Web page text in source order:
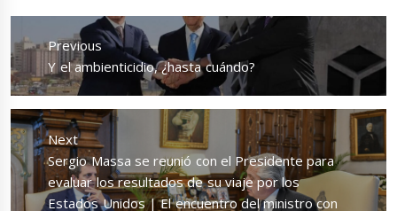
Navegación
de
entradas
Previous
Previous
post:
Y el ambienticidio, ¿hasta cuándo?
Next
Next
post:
Sergio Massa se reunió con el Presidente para
evaluar los resultados de su viaje por los
Estados Unidos | El encuentro del ministro con